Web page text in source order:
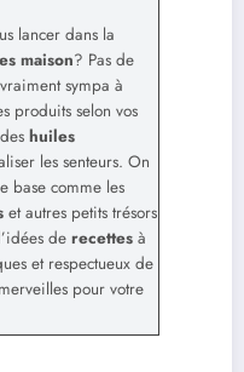
lancer dans la
maison? Pas de
sympa à
produits selon vos
huiles
les senteurs. On
base comme les
et autres petits trésors
de recettes à
et respectueux de
pour votre